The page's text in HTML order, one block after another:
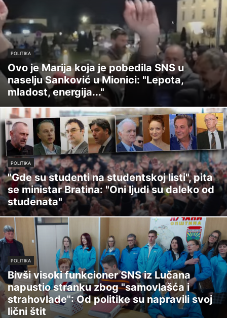
POLITIKA
Ovo je Marija koja je pobedila SNS u
naselju Sanković u Mionici: "Lepota,
mladost, energija..."
POLITIKA
"Gde su studenti na studentskoj listi", pita
se ministar Bratina: "Oni ljudi su daleko od
studenata"
POLITIKA
Bivši visoki funkcioner SNS iz Lučana
napustio stranku zbog "samovlašća i
strahovlade": Od politike su napravili svoj
lični štit